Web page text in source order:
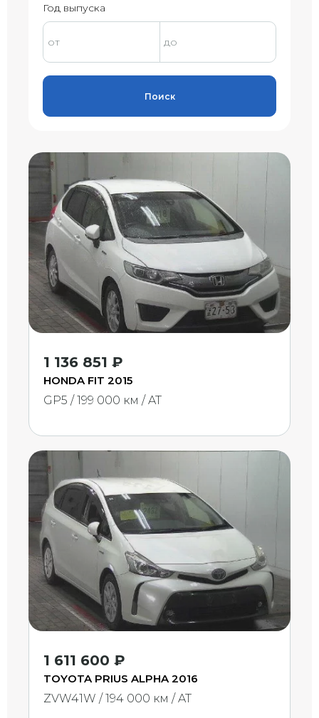
Год выпуска
Поиск
1 136 851 ₽
HONDA FIT 2015
GP5 / 199 000 км / AT
1 611 600 ₽
TOYOTA PRIUS ALPHA 2016
ZVW41W / 194 000 км / AT